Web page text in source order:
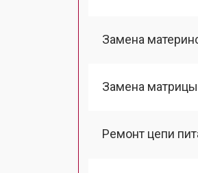
Замена
Замена матрицы
Ремонт цепи